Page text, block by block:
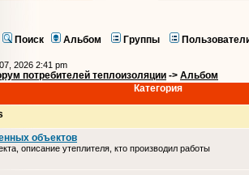
Поиск Альбом Группы
2026 2:41 pm
потребителей теплоизоляции -> Альбом
Категория
объектов
описание утеплителя, кто производил работы